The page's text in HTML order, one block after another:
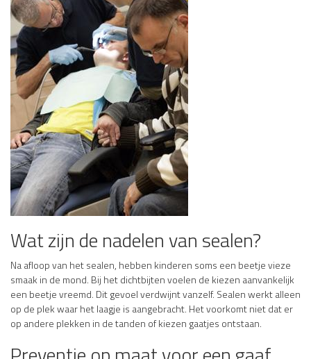
Wat zijn de nadelen van sealen?
Na afloop van het sealen, hebben kinderen soms een beetje vieze
smaak in de mond. Bij het dichtbijten voelen de kiezen aanvankelijk
een beetje vreemd. Dit gevoel verdwijnt vanzelf. Sealen werkt alleen
op de plek waar het laagje is aangebracht. Het voorkomt niet dat er
op andere plekken in de tanden of kiezen gaatjes ontstaan.